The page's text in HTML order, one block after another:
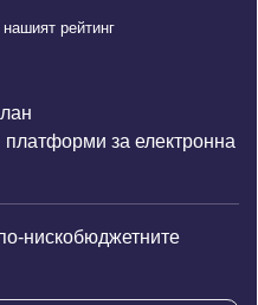
нашият рейтинг
за електронна
нискобюджетните